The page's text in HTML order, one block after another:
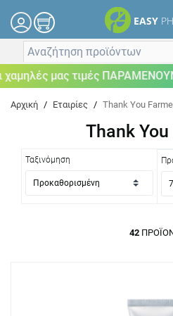
EASY
μας τιμές ΠΑΡΑΜΕΝΟΥΝ!
Αρχική / Εταιρίες / Thank You
Thank
Ταξινόμηση
42